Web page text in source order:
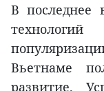
В последнее
Вьетнаме
развитие.